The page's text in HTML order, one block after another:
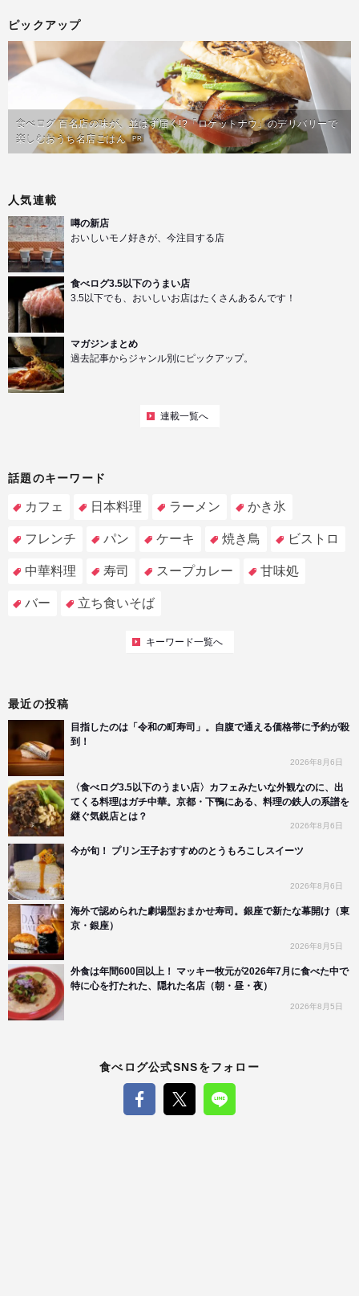
ピックアップ
食べログ 百名店の味が、並ばず届く!?「ロケットナウ」のデリバリーで
楽しむおうち名店ごはん PR
人気連載
噂の新店
おいしいモノ好きが、今注目する店
食べログ3.5以下のうまい店
3.5以下でも、おいしいお店はたくさんあるんです！
マガジンまとめ
過去記事からジャンル別にピックアップ。
連載一覧へ
話題のキーワード
カフェ 日本料理 ラーメン かき氷
フレンチ パン ケーキ 焼き鳥 ビストロ
中華料理 寿司 スープカレー 甘味処
バー 立ち食いそば
キーワード一覧へ
最近の投稿
目指したのは「令和の町寿司」。自腹で通える価格帯に予約が殺
到！
2026年8月6日
〈食べログ3.5以下のうまい店〉カフェみたいな外観なのに、出
てくる料理はガチ中華。京都・下鴨にある、料理の鉄人の系譜を
継ぐ気鋭店とは？
2026年8月6日
今が旬！ プリン王子おすすめのとうもろこしスイーツ
2026年8月6日
海外で認められた劇場型おまかせ寿司。銀座で新たな幕開け（東
京・銀座）
2026年8月5日
外食は年間600回以上！ マッキー牧元が2026年7月に食べた中で
特に心を打たれた、隠れた名店（朝・昼・夜）
2026年8月5日
食べログ公式SNSをフォロー